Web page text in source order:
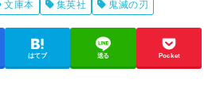
文庫本 集英社 鬼滅の刃
はてブ 送る Pocket